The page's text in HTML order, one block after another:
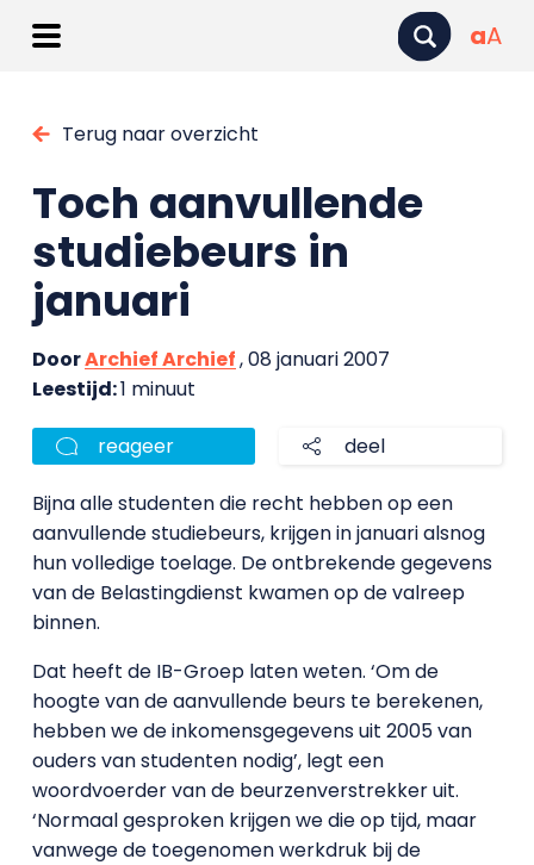
aA
Terug naar overzicht
Toch aanvullende
studiebeurs in
januari
DoorArchief Archief, 08 januari 2007
Leestijd:1 minuut
reageer deel
Bijna alle studenten die recht hebben op een
aanvullende studiebeurs, krijgen in januari alsnog
hun volledige toelage. De ontbrekende gegevens
van de Belastingdienst kwamen op de valreep
binnen.
Dat heeft de IB-Groep laten weten. ‘Om de
hoogte van de aanvullende beurs te berekenen,
hebben we de inkomensgegevens uit 2005 van
ouders van studenten nodig’, legt een
woordvoerder van de beurzenverstrekker uit.
‘Normaal gesproken krijgen we die op tijd, maar
vanwege de toegenomen werkdruk bij de